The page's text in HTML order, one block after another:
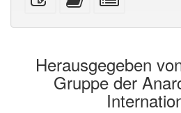
Geräte)
Text
diesen
zum
hinzu
for
bookbuilder
Herausgegeben
Gruppe der